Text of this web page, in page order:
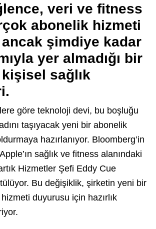
veri ve fitness
abonelik hizmeti
şimdiye kadar
yer almadığı bir
sağlık
göre teknoloji devi, bu boşluğu
taşıyacak yeni bir abonelik
hazırlanıyor. Bloomberg’in
sağlık ve fitness alanındaki
Hizmetler Şefi Eddy Cue
Bu değişiklik, şirketin yeni bir
duyurusu için hazırlık